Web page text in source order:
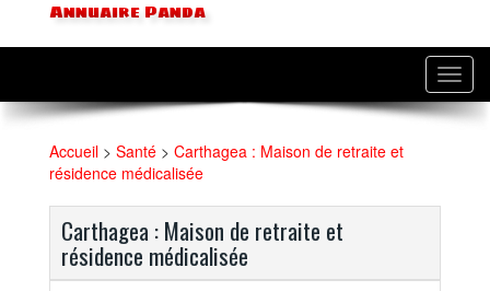
Annuaire Panda
Accueil > Santé > Carthagea : Maison de retraite et
résidence médicalisée
Carthagea : Maison de retraite et
résidence médicalisée